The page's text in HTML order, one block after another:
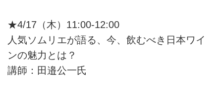
★4/17（木）11:00-12:00
人気ソムリエが語る、今、飲むべき日本ワイ
ンの魅力とは？
講師：田邉公一氏